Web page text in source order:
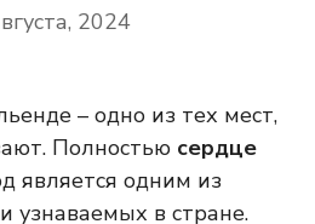
2024
– одно из тех мест,
Полностью сердце
является одним из
узнаваемых в стране.